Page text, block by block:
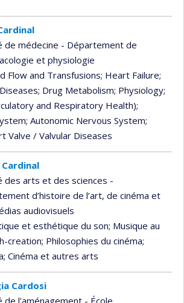
de médecine - Département de
et physiologie
Flow and Transfusions; Heart Failure;
; Drug Metabolism; Physiology;
and Respiratory Health);
; Autonomic Nervous System;
Valve / Valvular Diseases
des arts et des sciences -
d’histoire de l’art, de cinéma et
audiovisuels
et esthétique du son; Musique au
creation; Philosophies du cinéma;
; Cinéma et autres arts
Cardosi